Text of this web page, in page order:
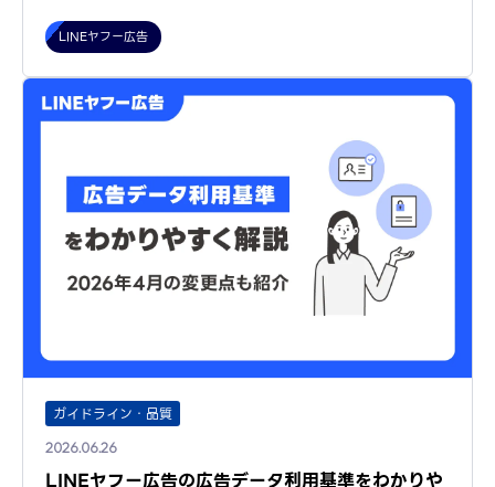
LINEヤフー広告
ガイドライン・品質
2026.06.26
LINEヤフー広告の広告データ利用基準をわかりや